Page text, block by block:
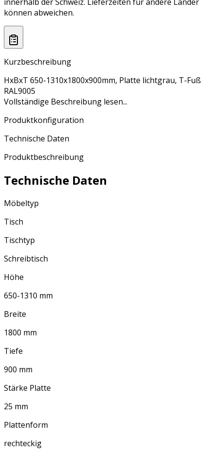
innerhalb der Schweiz. Lieferzeiten für andere Länder
können abweichen.
Kurzbeschreibung
HxBxT 650-1310x1800x900mm, Platte lichtgrau, T-Fuß
RAL9005
Vollständige Beschreibung lesen...
Produktkonfiguration
Technische Daten
Produktbeschreibung
Technische Daten
Möbeltyp
Tisch
Tischtyp
Schreibtisch
Höhe
650-1310 mm
Breite
1800 mm
Tiefe
900 mm
Stärke Platte
25 mm
Plattenform
rechteckig